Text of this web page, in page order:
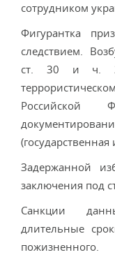
сотрудником
Фигурантка
следствием.
ст. 30 и ч. 2
Российской
Задержанной
заключения под
Санкции
длительные
пожизненного.